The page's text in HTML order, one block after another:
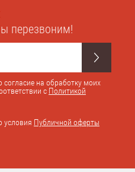
перезвоним!
на обработку моих
с Политикой
условия Публичной оферты